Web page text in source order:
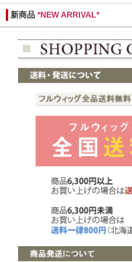
新商品 *NEW ARRIVAL*